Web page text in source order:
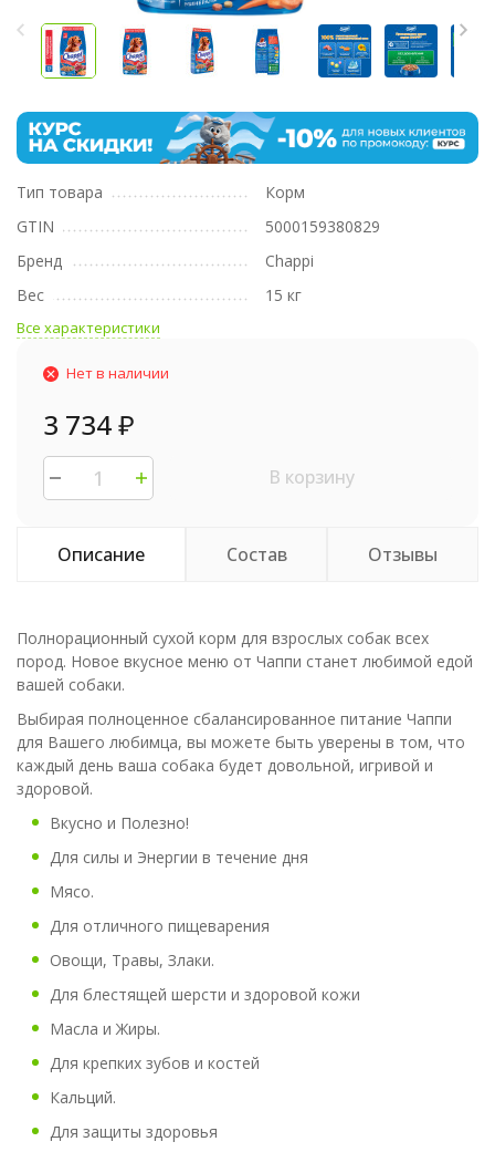
Тип товара
Корм
GTIN
5000159380829
Бренд
Chappi
Вес
15 кг
Все характеристики
Нет в наличии
3 734₽
В корзину
Описание Состав Отзывы
Полнорационный сухой корм для взрослых собак всех
пород. Новое вкусное меню от Чаппи станет любимой едой
вашей собаки.
Выбирая полноценное сбалансированное питание Чаппи
для Вашего любимца, вы можете быть уверены в том, что
каждый день ваша собака будет довольной, игривой и
здоровой.
Вкусно и Полезно!
Для силы и Энергии в течение дня
Мясо.
Для отличного пищеварения
Овощи, Травы, Злаки.
Для блестящей шерсти и здоровой кожи
Масла и Жиры.
Для крепких зубов и костей
Кальций.
Для защиты здоровья